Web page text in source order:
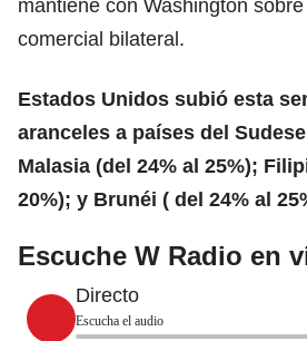
mantiene con Washington
comercial bilateral.
Estados Unidos subió esta
aranceles a países del Sudese
Malasia (del 24% al 25%);
20%); y Brunéi ( del 24% al
Escuche W Radio en
Directo
Escucha el audio